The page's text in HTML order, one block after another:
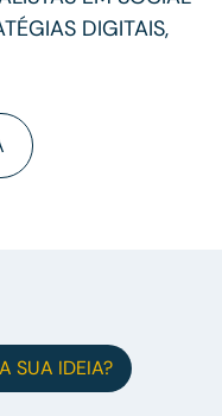
DIGITAIS,
SUA IDEIA?